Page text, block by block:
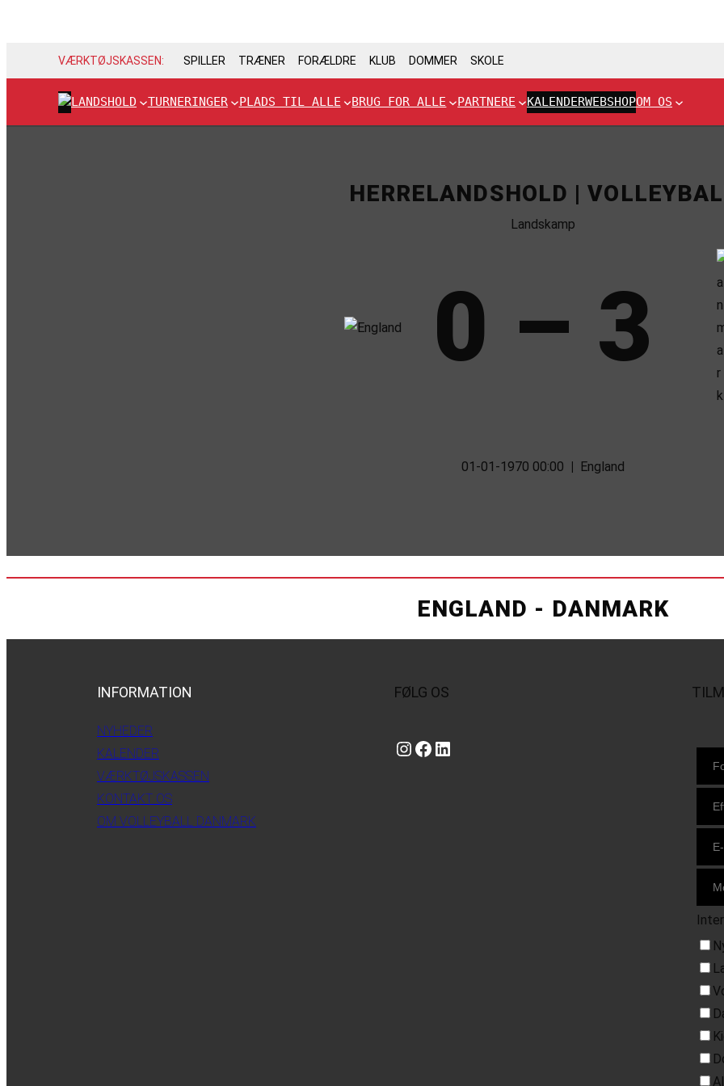
VÆRKTØJSKASSEN: SPILLER TRÆNER FORÆLDRE KLUB DOMMER SKOLE
LANDSHOLD TURNERINGER PLADS TIL ALLE BRUG FOR ALLE PARTNERE KALENDERWEBSHOPOM OS
HERRELANDSHOLD |
Landskamp
0 – 3
01-01-1970 00:00 England
ENGLAND - DANMARK
INFORMATION
NYHEDER
KALENDER
VÆRKTØJSKASSEN
KONTAKT OS
OM VOLLEYBALL DANMARK
FØLG OS
Instagram https://www.facebook.com/danishbeachvolleytour LinkedIn